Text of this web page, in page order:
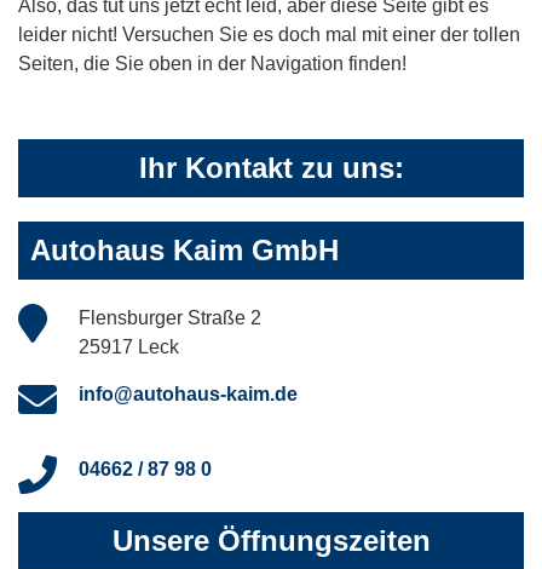
Also, das tut uns jetzt echt leid, aber diese Seite gibt es
leider nicht! Versuchen Sie es doch mal mit einer der tollen
Seiten, die Sie oben in der Navigation finden!
Ihr Kontakt zu uns:
Autohaus Kaim GmbH
Flensburger Straße 2
25917 Leck
info@autohaus-kaim.de
04662 / 87 98 0
Unsere Öffnungszeiten